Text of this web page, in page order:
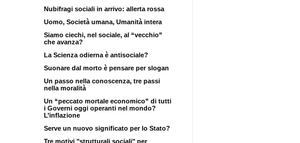
Nubifragi sociali in arrivo: allerta rossa
Uomo, Società umana, Umanità intera
Siamo ciechi, nel sociale, al “vecchio”
che avanza?
La Scienza odierna è antisociale?
Suonare dal morto è pensare per slogan
Un passo nella conoscenza, tre passi
nella moralità
Un “peccato mortale economico” di tutti
i Governi oggi operanti nel mondo?
L’inflazione
Serve un nuovo significato per lo Stato?
Tre motivi "strutturali sociali" per